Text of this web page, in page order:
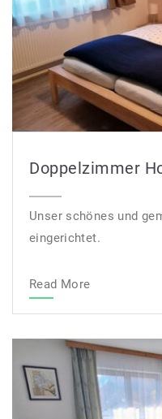
Doppelzimmer
Unser schönes und
eingerichtet.
Read More